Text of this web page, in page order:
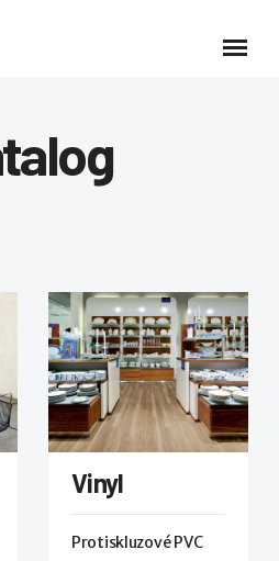
Vinyl
Protiskluzové PVC